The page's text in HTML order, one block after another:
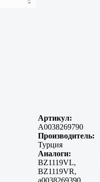
Артикул:
A0038269790
Производитель:
Турция
Аналоги:
BZ1119VL,
BZ1119VR,